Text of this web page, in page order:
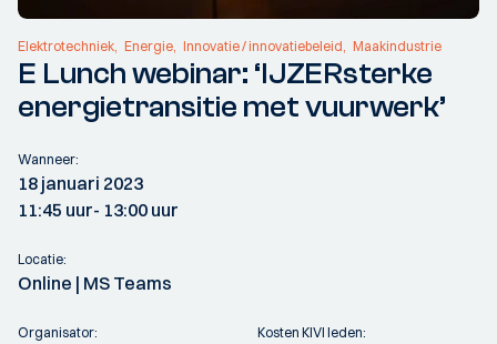
Elektrotechniek Energie Innovatie / innovatiebeleid Maakindustrie
E Lunch webinar: ‘IJZERsterke
energietransitie met vuurwerk’
Wanneer:
18 januari 2023
11:45 uur- 13:00 uur
Locatie:
Online | MS Teams
Organisator: Kosten KIVI leden: